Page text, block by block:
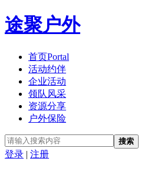
途聚户外
首页Portal
活动约伴
企业活动
领队风采
资源分享
户外保险
搜索
登录 | 注册